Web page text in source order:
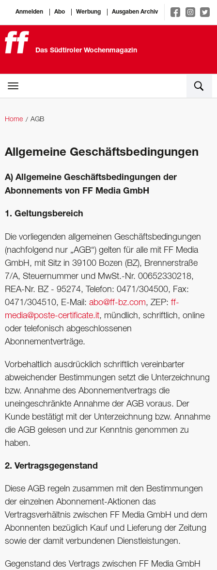
Anmelden Abo Werbung Ausgaben Archiv
Das Südtiroler Wochenmagazin
Home AGB
Allgemeine Geschäftsbedingungen
A) Allgemeine Geschäftsbedingungen der
Abonnements von FF Media GmbH
1. Geltungsbereich
Die vorliegenden allgemeinen Geschäftsbedingungen
(nachfolgend nur „AGB“) gelten für alle mit FF Media
GmbH, mit Sitz in 39100 Bozen (BZ), Brennerstraße
7/A, Steuernummer und MwSt.-Nr. 00652330218,
REA-Nr. BZ - 95274, Telefon: 0471/304500, Fax:
0471/304510, E-Mail: abo@ff-bz.com, ZEP: ff-
media@poste-certificate.it, mündlich, schriftlich, online
oder telefonisch abgeschlossenen
Abonnementverträge.
Vorbehaltlich ausdrücklich schriftlich vereinbarter
abweichender Bestimmungen setzt die Unterzeichnung
bzw. Annahme des Abonnementvertrags die
uneingeschränkte Annahme der AGB voraus. Der
Kunde bestätigt mit der Unterzeichnung bzw. Annahme
die AGB gelesen und zur Kenntnis genommen zu
haben.
2. Vertragsgegenstand
Diese AGB regeln zusammen mit den Bestimmungen
der einzelnen Abonnement-Aktionen das
Vertragsverhältnis zwischen FF Media GmbH und dem
Abonnenten bezüglich Kauf und Lieferung der Zeitung
sowie der damit verbundenen Dienstleistungen.
Gegenstand des Vertrags zwischen FF Media GmbH